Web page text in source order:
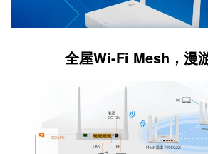
全屋Wi-Fi Mesh，漫